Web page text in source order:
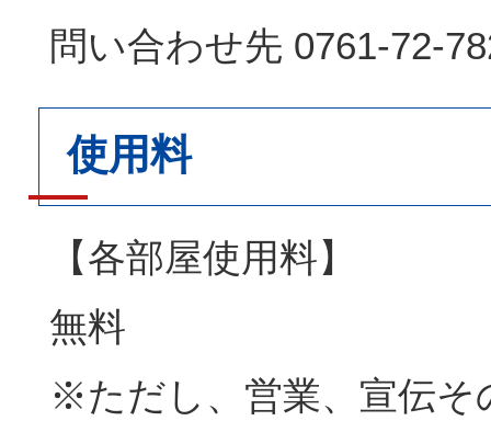
問い合わせ先
使用料
【各部屋使用料】
無料
※ただし、営業、宣伝そ